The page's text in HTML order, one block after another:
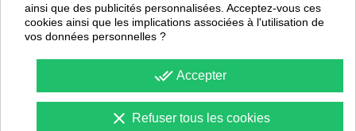
PROMOTION
- 30% PROMOTION
ainsi que des publicités personnalisées. Acceptez-vous ces
cookies ainsi que les implications associées à l'utilisation de
vos données personnelles ?
done_all Accepter
clear Refuser tous les cookies